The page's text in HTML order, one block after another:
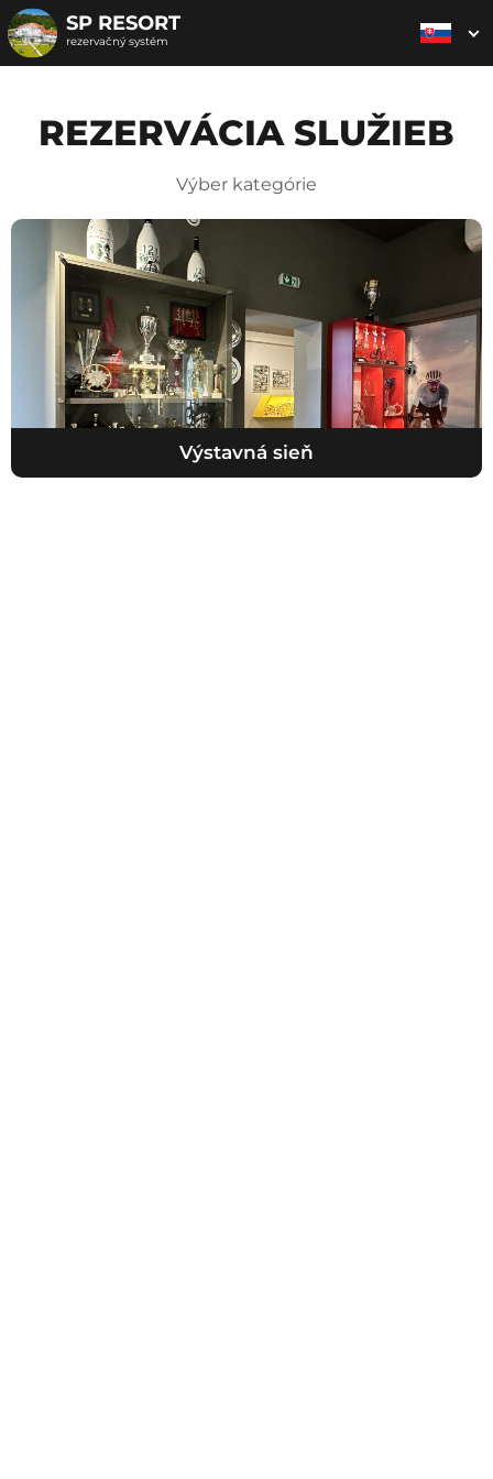
SP RESORT
rezervačný systém
REZERVÁCIA SLUŽIEB
Výber kategórie
Výstavná sieň